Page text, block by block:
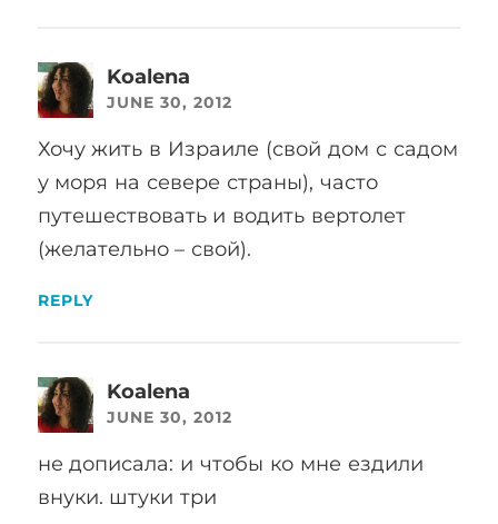
Koalena
JUNE 30, 2012
Хочу жить в Израиле (свой дом с садом
у моря на севере страны), часто
путешествовать и водить вертолет
(желательно – свой).
REPLY
Koalena
JUNE 30, 2012
не дописала: и чтобы ко мне ездили
внуки. штуки три